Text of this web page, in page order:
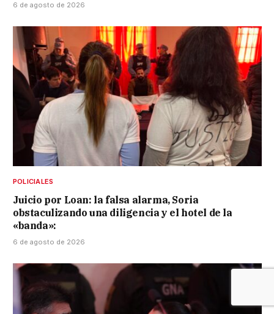
6 de agosto de 2026
POLICIALES
Juicio por Loan: la falsa alarma, Soria
obstaculizando una diligencia y el hotel de la
«banda»:
6 de agosto de 2026